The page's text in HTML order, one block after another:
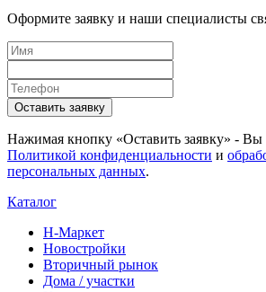
Оформите заявку и наши специалисты
Оставить заявку
Нажимая кнопку «Оставить заявку» - Вы
Политикой конфиденциальности и
персональных данных.
Каталог
Н-Маркет
Новостройки
Вторичный рынок
Дома / участки